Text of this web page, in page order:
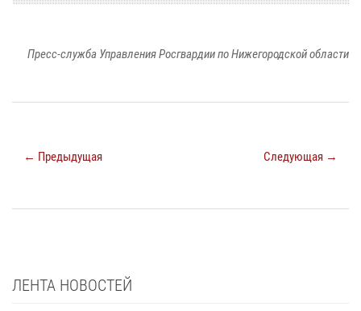
Пресс-служба Управления Росгвардии по Нижегородской области
← Предыдущая Следующая →
ЛЕНТА НОВОСТЕЙ